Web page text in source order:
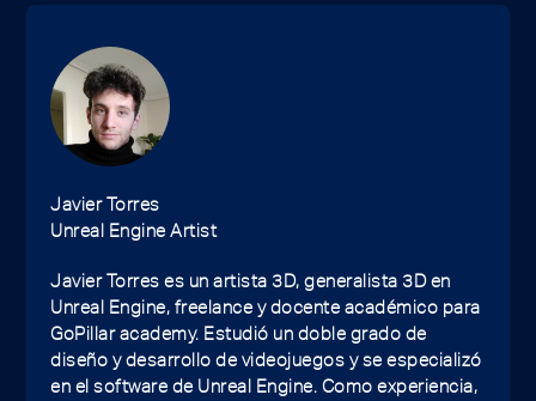
Javier Torres
Unreal Engine Artist
Javier Torres es un artista 3D, generalista 3D en
Unreal Engine, freelance y docente académico para
GoPillar academy. Estudió un doble grado de
diseño y desarrollo de videojuegos y se especializó
en el software de Unreal Engine. Como experiencia,